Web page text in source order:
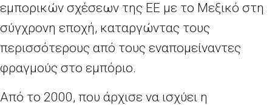
εμπορικών σχέσεων της ΕΕ με το Μεξικό στη
σύγχρονη εποχή, καταργώντας τους
περισσότερους από τους εναπομείναντες
φραγμούς στο εμπόριο.
Από το 2000, που άρχισε να ισχύει η